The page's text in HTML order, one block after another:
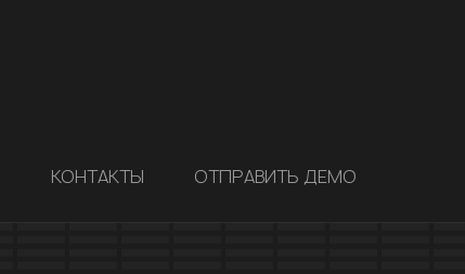
КОНТАКТЫ
ОТПРАВИТЬ ДЕМО